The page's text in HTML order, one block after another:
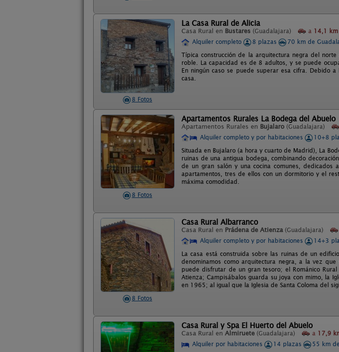
8 Fotos
La Casa Rural de Alicia
Casa Rural en Bustares (Guadalajara) a 14,1 km
Alquiler completo
8 plazas
70 km de
Típica construcción de la arquitectura negra del
roble. La capacidad es de 8 adultos, y se puede
En ningún caso se puede superar esa cifra. Debido
casa.
8 Fotos
Apartamentos Rurales La Bodega del Abuelo
Apartamentos Rurales en Bujalaro (Guadalajara)
Alquiler completo y por habitaciones
10+8
Situada en Bujalaro (a hora y cuarto de Madrid), La
ruinas de una antigua bodega, combinando
de un gran salón y una cocina comunes,
apartamentos, tres de ellos con un dormitorio y el
máxima comodidad.
8 Fotos
Casa Rural Albarranco
Casa Rural en Prádena de Atienza (Guadalajara)
Alquiler completo y por habitaciones
14+3
La casa está construida sobre las ruinas de un
denominamos como arquitectura negra, a la vez
puede disfrutar de un gran tesoro; el Románico
Atienza; Campisábalos guarda su joya con mimo, la
en 1965; al igual que la Iglesia de Santa Coloma del
Casa Rural y Spa El Huerto del Abuelo
Casa Rural en Almiruete (Guadalajara) a 17,9
Alquiler por habitaciones
14 plazas 55 km